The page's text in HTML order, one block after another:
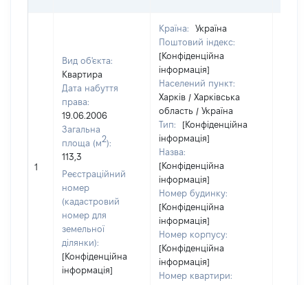
1
Вид об'єкта:
Квартира
Дата набуття
права:
19.06.2006
Загальна
площа (м2):
113,3
Реєстраційний
номер
(кадастровий
номер для
земельної
ділянки):
[Конфіденційна
інформація]
Країна:
Україна
Поштовий індекс:
[Конфіденційна
інформація]
Населений пункт:
Харків / Харківська
область / Україна
Тип:
[Конфіденційна
інформація]
Назва:
[Конфіденційна
інформація]
Номер будинку:
[Конфіденційна
інформація]
Номер корпусу:
[Конфіденційна
інформація]
Номер квартири: